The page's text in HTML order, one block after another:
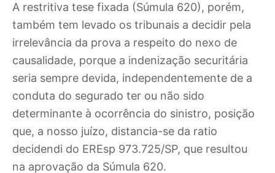
A restritiva tese fixada (Súmula 620), porém,
também tem levado os tribunais a decidir pela
irrelevância da prova a respeito do nexo de
causalidade, porque a indenização securitária
seria sempre devida, independentemente de a
conduta do segurado ter ou não sido
determinante à ocorrência do sinistro, posição
que, a nosso juízo, distancia-se da ratio
decidendi do EREsp 973.725/SP, que resultou
na aprovação da Súmula 620.